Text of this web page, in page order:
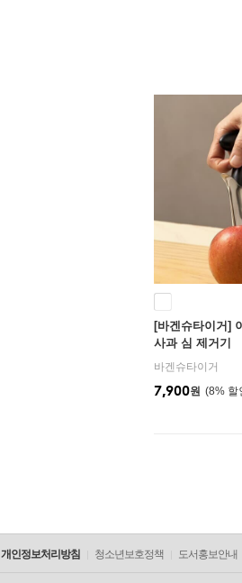
[바겐슈타이거]
사과 심 제거기
바겐슈타이거
8%
7,900원
개인정보처리방침 청소년보호정책 도서홍보안내